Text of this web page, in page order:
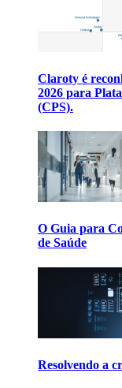
Claroty é
2026 para
(CPS).
O Guia para
de Saúde
Resolvendo a